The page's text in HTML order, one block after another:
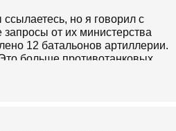
но я говорил с
от их министерства
12 батальонов артиллерии.
больше противотанковых
237 танков. Они просили 100
или около того систем ПВО
383 единицы, и, как я